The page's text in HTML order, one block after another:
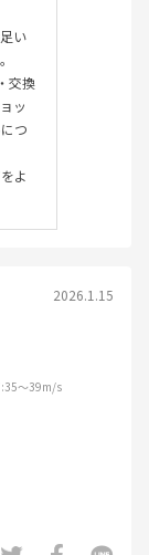
い
交換
ッ
つ
よ
2026.1.15
:35～39m/s